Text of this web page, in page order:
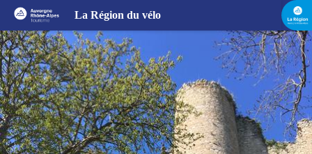
La Région du vélo
Forteresse de Naves - @A. Cipres